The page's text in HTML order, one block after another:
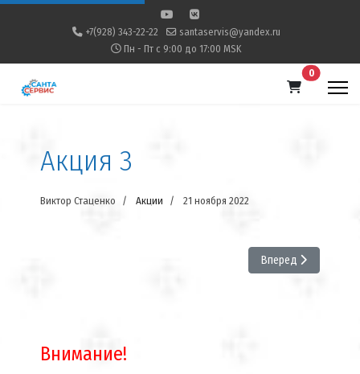
+7(928) 343-22-22
santaservis@yandex.ru
Пн - Пт с 9:00 до 17:00 MSK
0В корзину
Акция 3
Виктор Стаценко Акции 21 ноября 2022
Следующий: Акция 3
Вперед
Внимание!